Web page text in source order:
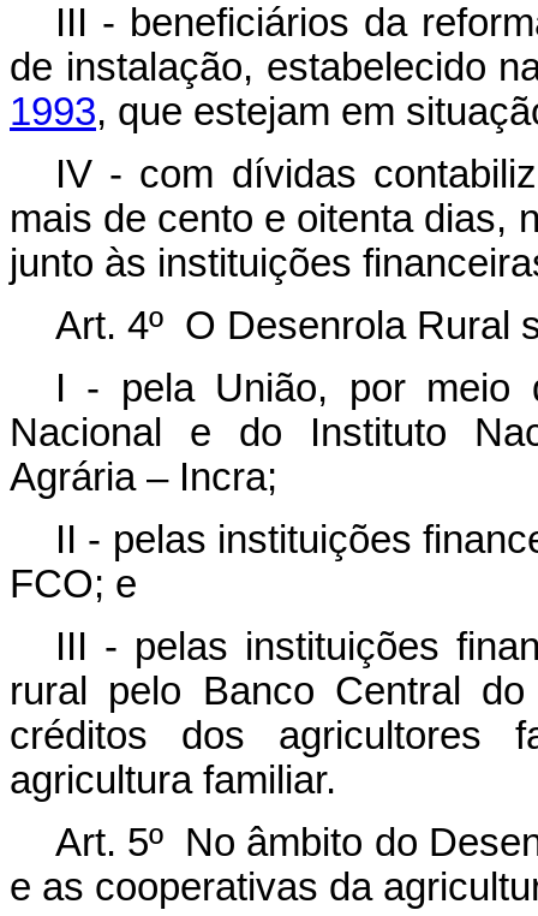
III - beneficiários da
de instalação, estabelecido
1993, que estejam em
IV - com dívidas
mais de cento e oitenta dias,
junto às instituições
Art. 4º O Desenrola Rural
I - pela União, por meio
Nacional e do Instituto
Agrária – Incra;
II - pelas instituições
FCO; e
III - pelas instituições
rural pelo Banco Central
créditos dos agricultores
agricultura familiar.
Art. 5º No âmbito do
e as cooperativas da